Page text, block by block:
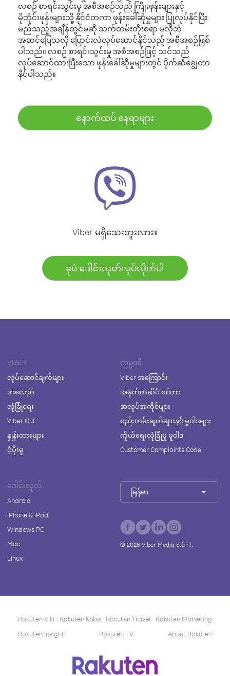
လစဉ် စာရင်းသွင်းမှု အစီအစဉ်သည် ကြိုးဖုန်းများနှင့်
မိုဘိုင်းဖုန်းများသို့ နိုင်ငံတကာ ဖုန်းခေါ်ဆိုမှုများ ပြုလုပ်နိုင်ပြီး
မည်သည့်အချိန်တွင်မဆို သက်တမ်းတိုးစရာ မလိုဘဲ
အဆင်ပြေသလို ပြောင်းလဲလုပ်ဆောင်နိုင်သည့် အစီအစဉ်ဖြစ်
ပါသည်။ လစဉ် စာရင်းသွင်းမှု အစီအစဉ်ဖြင့် သင်သည်
လုပ်ဆောင်ထားပြီးသော ဖုန်းခေါ်ဆိုမှုများတွင် ပိုက်ဆံချွေတာ
နိုင်ပါသည်။
နောက်ထပ် နေရာများ
Viber မရှိသေးဘူးလား။
ခုပဲ ဒေါင်းလုတ်လုပ်လိုက်ပါ
VIBER
လုပ်ဆောင်ချက်များ
ဘလော့ဂ်
လုံခြုံရေး
Viber Out
နှုန်းထားများ
ပံ့ပိုးမှု
ကုမ္ပဏီ
Viber အကြောင်း
အမှတ်တံဆိပ် စင်တာ
အလုပ်အကိုင်များ
စည်းကမ်းချက်များနှင့် မူဝါဒများ
ကိုယ်ရေးလုံခြုံမှု မူဝါဒ
Customer Complaints Code
ဒေါင်းလုတ်
Android
iPhone & iPad
Windows PC
Mac
Linux
မြန်မာ
© 2026Viber Media S.à r.l.
Rakuten Viki Rakuten Kobo Rakuten Travel
Rakuten Marketing
Rakuten Insight
Rakuten TV About Rakuten